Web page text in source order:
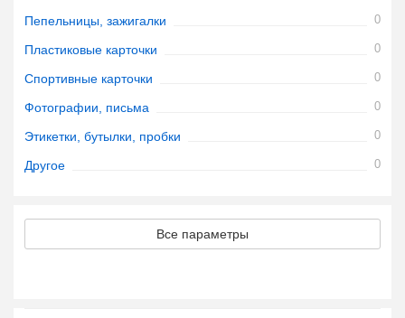
Пепельницы, зажигалки 0
Пластиковые карточки 0
Спортивные карточки 0
Фотографии, письма 0
Этикетки, бутылки, пробки 0
Другое 0
Все параметры